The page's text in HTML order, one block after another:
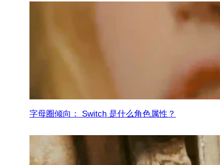
字母圈倾向： Switch 是什么角色属性？